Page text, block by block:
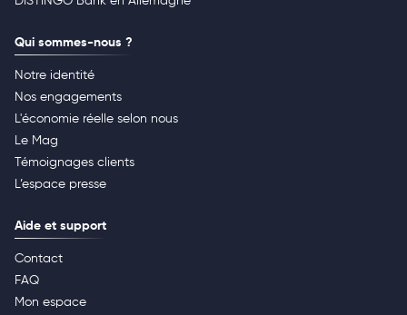
Qui sommes-nous ?
Notre identité
Nos engagements
L'économie réelle selon nous
Le Mag
Témoignages clients
L’espace presse
Aide et support
Contact
FAQ
Mon espace